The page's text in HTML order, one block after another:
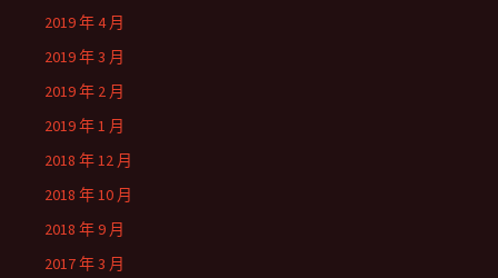
2019 年 4 月
2019 年 3 月
2019 年 2 月
2019 年 1 月
2018 年 12 月
2018 年 10 月
2018 年 9 月
2017 年 3 月